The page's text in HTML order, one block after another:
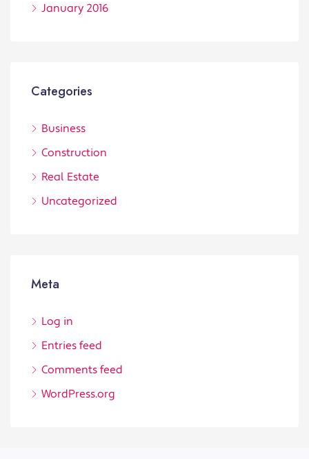
January 2016
Categories
Business
Construction
Real Estate
Uncategorized
Meta
Log in
Entries feed
Comments feed
WordPress.org